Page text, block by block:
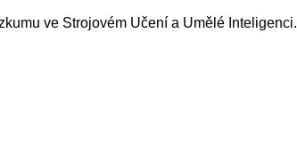
ve Strojovém Učení a Umělé Inteligenci.